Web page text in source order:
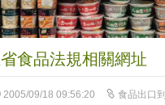
食品法規相關網址
2005/09/18 09:56:20 食品出口